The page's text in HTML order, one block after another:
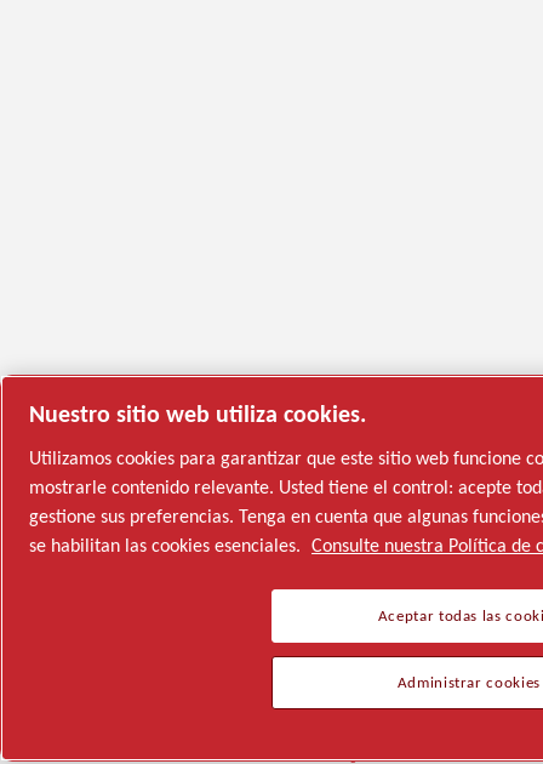
Semiconductores Industrias generales
Nuestro sitio web utiliza cookies.
Utilizamos cookies para garantizar que este sitio web funcione
mostrarle contenido relevante. Usted tiene el control: acepte
gestione sus preferencias. Tenga en cuenta que algunas
se habilitan las cookies esenciales. Consulte nuestra Política de
Aceptar todas las
Administrar cookies